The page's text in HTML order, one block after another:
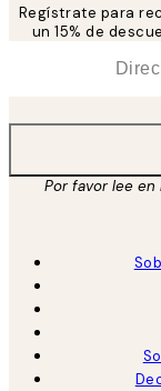
Regístrate para
un 15% de
Por favor lee en